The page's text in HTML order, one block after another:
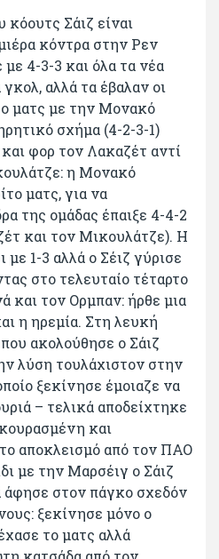
κόουτς Σάιζ είναι
κόντρα στην Ρεν
4-3-3 και όλα τα νέα
αλλά τα έβαλαν οι
ματς με την Μονακό
σχήμα (4-2-3-1)
φορ τον Λακαζέτ αντί
η Μονακό
ματς, για να
της ομάδας έπαιξε 4-4-2
και τον Μικουλάτζε). Η
με 1-3 αλλά ο Σέιζ γύρισε
στο τελευταίο τέταρτο
και τον Ορμπαν: ήρθε μια
η ηρεμία. Στη λευκή
ακολούθησε ο Σάιζ
λύση τουλάχιστον στην
ξεκίνησε έμοιαζε να
– τελικά αποδείχτηκε
και
αποκλεισμό από τον ΠΑΟ
με την Μαρσέιγ ο Σάιζ
άφησε στον πάγκο σχεδόν
ξεκίνησε μόνο ο
το ματς αλλά